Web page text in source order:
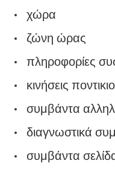
χώρα
ζώνη ώρας
πληροφορίες
κινήσεις
συμβάντα
διαγνωστικά
συμβάντα